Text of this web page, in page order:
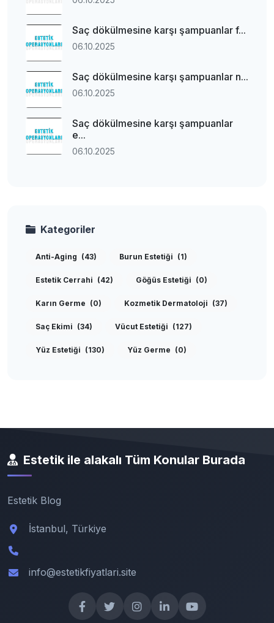
Saç dökülmesine karşı şampuanlar f...
06.10.2025
Saç dökülmesine karşı şampuanlar n...
06.10.2025
Saç dökülmesine karşı şampuanlar
e...
06.10.2025
Kategoriler
Anti-Aging (43) Burun Estetiği (1)
Estetik Cerrahi (42) Göğüs Estetiği (0)
Karın Germe (0) Kozmetik Dermatoloji (37)
Saç Ekimi (34) Vücut Estetiği (127)
Yüz Estetiği (130) Yüz Germe (0)
Estetik ile alakalı Tüm Konular Burada
Estetik Blog
İstanbul, Türkiye
info@estetikfiyatlari.site